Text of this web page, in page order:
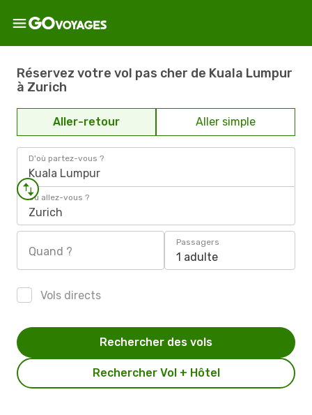
Réservez votre vol pas cher de Kuala Lumpur
à Zurich
Aller-retour Aller simple
D'où partez-vous ?
Kuala Lumpur
Où allez-vous ?
Zurich
Quand ?
Passagers
1 adulte
Vols directs
Rechercher Vol + Hôtel
Rechercher des vols